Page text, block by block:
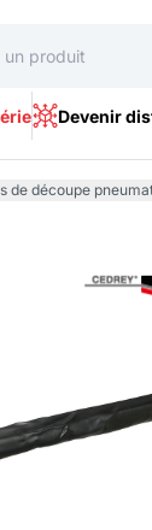
Devenir
de découpe